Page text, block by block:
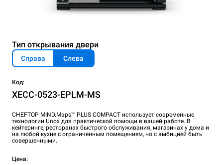
Тип открывания двери
Справа Слева
Код:
XECC-0523-EPLM-MS
CHEFTOP MIND.Maps™ PLUS COMPACT использует современные
технологии Unox для практической помощи в вашей работе. В
кейтеринге, ресторанах быстрого обслуживания, магазинах у дома и
на любой кухне с ограниченным помещением, но c амбицией быть
совершенными.
Цена: